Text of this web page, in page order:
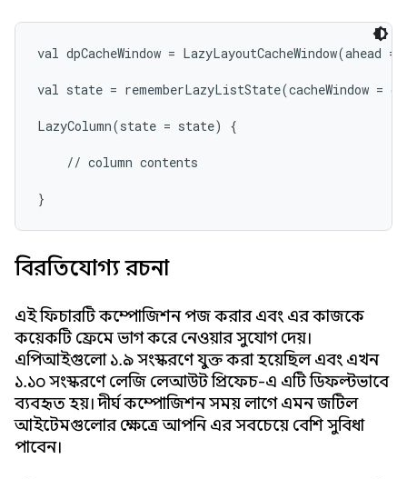
val dpCacheWindow = LazyLayoutCacheWindow(ahead
val state = rememberLazyListState(cacheWindow =
LazyColumn(state = state) {
    // column contents
}
বিরতিযোগ্য রচনা
এই ফিচারটি কম্পোজিশন পজ করার এবং এর কাজকে
কয়েকটি ফ্রেমে ভাগ করে নেওয়ার সুযোগ দেয়।
এপিআইগুলো ১.৯ সংস্করণে যুক্ত করা হয়েছিল এবং এখন
১.১০ সংস্করণে লেজি লেআউট প্রিফেচ-এ এটি ডিফল্টভাবে
ব্যবহৃত হয়। দীর্ঘ কম্পোজিশন সময় লাগে এমন জটিল
আইটেমগুলোর ক্ষেত্রে আপনি এর সবচেয়ে বেশি সুবিধা
পাবেন।